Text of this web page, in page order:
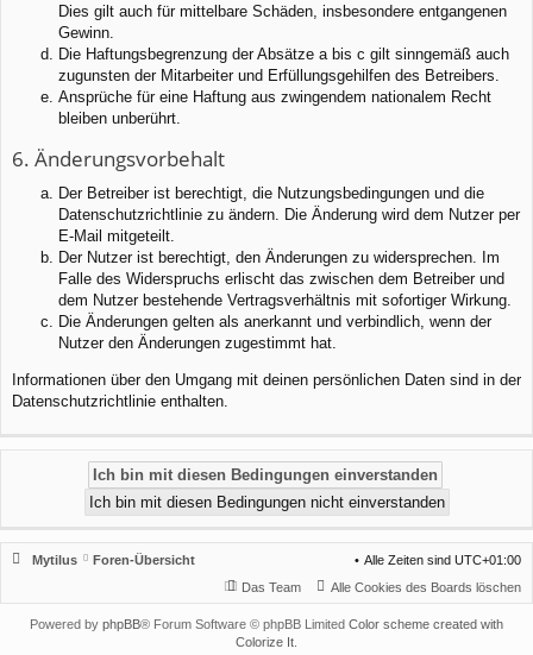
Dies gilt auch für mittelbare Schäden, insbesondere entgangenen
Gewinn.
Die Haftungsbegrenzung der Absätze a bis c gilt sinngemäß auch
zugunsten der Mitarbeiter und Erfüllungsgehilfen des Betreibers.
Ansprüche für eine Haftung aus zwingendem nationalem Recht
bleiben unberührt.
6. Änderungsvorbehalt
Der Betreiber ist berechtigt, die Nutzungsbedingungen und die
Datenschutzrichtlinie zu ändern. Die Änderung wird dem Nutzer per
E-Mail mitgeteilt.
Der Nutzer ist berechtigt, den Änderungen zu widersprechen. Im
Falle des Widerspruchs erlischt das zwischen dem Betreiber und
dem Nutzer bestehende Vertragsverhältnis mit sofortiger Wirkung.
Die Änderungen gelten als anerkannt und verbindlich, wenn der
Nutzer den Änderungen zugestimmt hat.
Informationen über den Umgang mit deinen persönlichen Daten sind in der
Datenschutzrichtlinie enthalten.
Mytilus Foren-Übersicht Alle Zeiten sind UTC+01:00
Alle Cookies des Boards löschen
Das Team
Powered by phpBB® Forum Software © phpBB Limited Color scheme created with
Colorize It